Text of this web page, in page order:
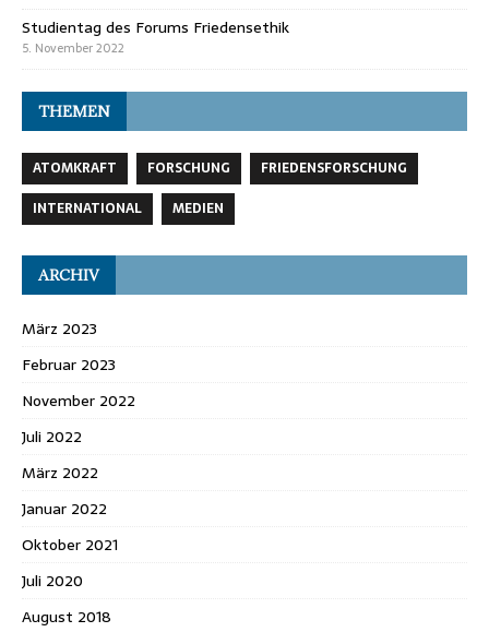
Studientag des Forums Friedensethik
5. November 2022
THEMEN
ATOMKRAFT FORSCHUNG
FRIEDENSFORSCHUNG
INTERNATIONAL
MEDIEN
ARCHIV
März 2023
Februar 2023
November 2022
Juli 2022
März 2022
Januar 2022
Oktober 2021
Juli 2020
August 2018